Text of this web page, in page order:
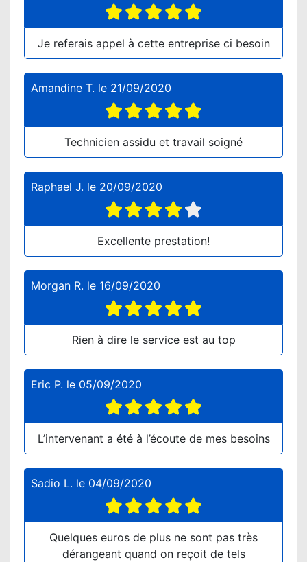
Je referais appel à cette entreprise ci besoin
Amandine T. le 21/09/2020
Technicien assidu et travail soigné
Raphael J. le 20/09/2020
Excellente prestation!
Morgan R. le 16/09/2020
Rien à dire le service est au top
Eric P. le 05/09/2020
L’intervenant a été à l’écoute de mes besoins
Sadio L. le 04/09/2020
Quelques euros de plus ne sont pas très
dérangeant quand on reçoit de tels